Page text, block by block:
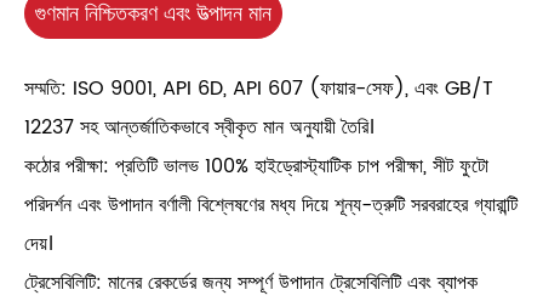
গুণমান নিশ্চিতকরণ এবং উত্পাদন মান
সম্মতি: ISO 9001, API 6D, API 607 ​​(ফায়ার-সেফ), এবং GB/T
12237 সহ আন্তর্জাতিকভাবে স্বীকৃত মান অনুযায়ী তৈরি।
কঠোর পরীক্ষা: প্রতিটি ভালভ 100% হাইড্রোস্ট্যাটিক চাপ পরীক্ষা, সীট ফুটো
পরিদর্শন এবং উপাদান বর্ণালী বিশ্লেষণের মধ্য দিয়ে শূন্য-ত্রুটি সরবরাহের গ্যারান্টি
দেয়।
ট্রেসেবিলিটি: মানের রেকর্ডের জন্য সম্পূর্ণ উপাদান ট্রেসেবিলিটি এবং ব্যাপক